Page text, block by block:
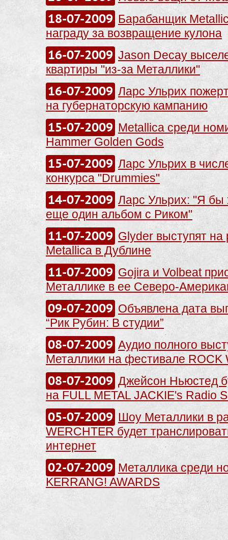
18-07-2009 Барабанщик
награду за возвращение кулона
16-07-2009 Jason Decay
квартиры "из-за Металлики"
16-07-2009 Ларс Ульрих
на губернаторскую кампанию
15-07-2009 Metallica среди
Hammer Golden Gods
15-07-2009 Ларс Ульрих в
конкурса "Drummies"
14-07-2009 Ларс Ульрих: "Я бы
еще один альбом с Риком"
11-07-2009 Glyder выступят на
Metallica в Дублине
11-07-2009 Gojira и Volbeat
Металлике в ее Северо-
09-07-2009 Объявлена дата
“Рик Рубин: В студии”
08-07-2009 Аудио полного
Металлики на фестивале ROCK
08-07-2009 Джейсон Ньюстед
на FULL METAL JACKIE's Radio
05-07-2009 Шоу Металлики в
WERCHTER будет
интернет
02-07-2009 Металлика среди
KERRANG! AWARDS